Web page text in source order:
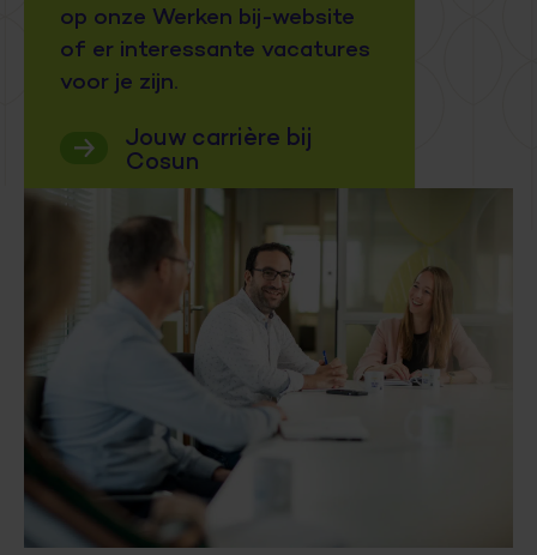
op onze Werken bij-website
of er interessante vacatures
voor je zijn.
Jouw carrière bij
Cosun